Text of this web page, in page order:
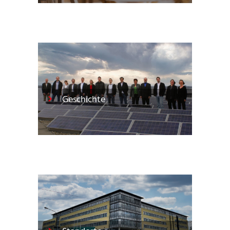
Geschichte